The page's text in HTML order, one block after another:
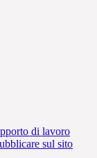
di lavoro
sul sito